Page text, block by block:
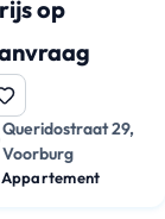
op
Queridostraat 29,
Voorburg
Appartement